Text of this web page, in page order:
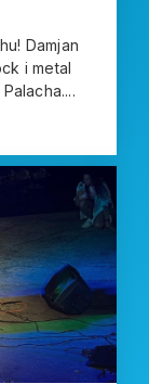
Damjan
i metal